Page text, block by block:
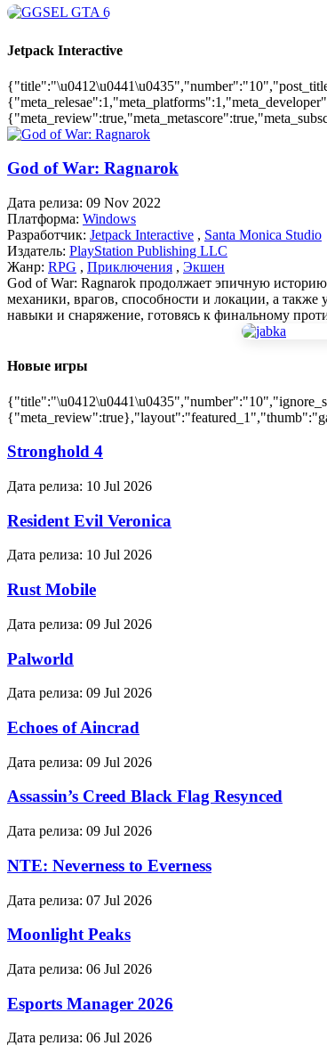
Jetpack Interactive
God of War: Ragnarok
Дата релиза: 09 Nov 2022
Платформа: Windows
Разработчик: Jetpack Interactive , Santa Monica Studio
Издатель: PlayStation Publishing LLC
Жанр: RPG , Приключения , Экшен
God of War: Ragnarok продолжает эпичную
механики, врагов, способности и локации, а
навыки и снаряжение, готовясь к финальному
Новые игры
Stronghold 4
Дата релиза: 10 Jul 2026
Resident Evil Veronica
Дата релиза: 10 Jul 2026
Rust Mobile
Дата релиза: 09 Jul 2026
Palworld
Дата релиза: 09 Jul 2026
Echoes of Aincrad
Дата релиза: 09 Jul 2026
Assassin’s Creed Black Flag Resynced
Дата релиза: 09 Jul 2026
NTE: Neverness to Everness
Дата релиза: 07 Jul 2026
Moonlight Peaks
Дата релиза: 06 Jul 2026
Esports Manager 2026
Дата релиза: 06 Jul 2026